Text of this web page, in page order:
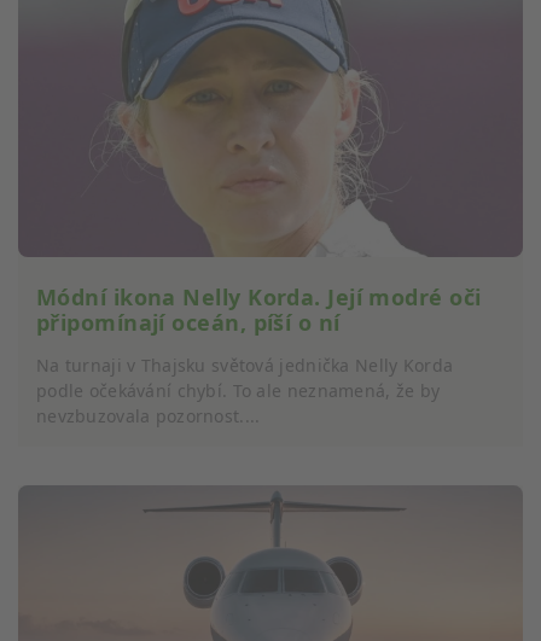
Módní ikona Nelly Korda. Její modré oči
připomínají oceán, píší o ní
Na turnaji v Thajsku světová jednička Nelly Korda
podle očekávání chybí. To ale neznamená, že by
nevzbuzovala pozornost....